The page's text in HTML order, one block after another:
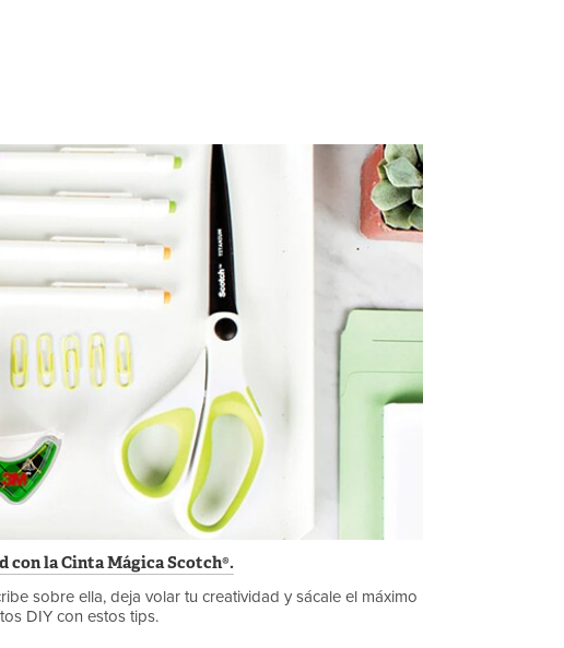
con la Cinta Mágica Scotch®.
sobre ella, deja volar tu creatividad y sácale el máximo
DIY con estos tips.